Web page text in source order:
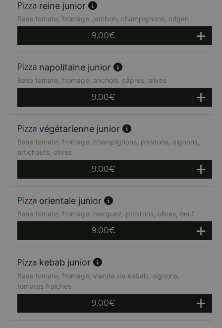
reine junior
Base tomate, fromage, jambon, champignons, origan
9.00€
napolitaine junior
Base tomate, fromage, anchois, câpres, olives
9.00€
végétarienne junior
Base tomate, fromage, champignons, poivrons, oignons,
artichauts, olives
9.00€
orientale junior
Base tomate, fromage, merguez, poivrons, olives, oeuf
9.00€
kebab junior
Base tomate, fromage, viande de kebab, oignons,
tomates fraîches
9.00€